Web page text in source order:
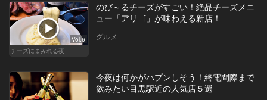
Vol.6
チーズにまみれる夜
のび～るチーズがすごい！絶品チーズメニ
ュー「アリゴ」が味わえる新店！
グルメ
今夜は何かがハプンしそう！終電間際まで
飲みたい目黒駅近の人気店５選